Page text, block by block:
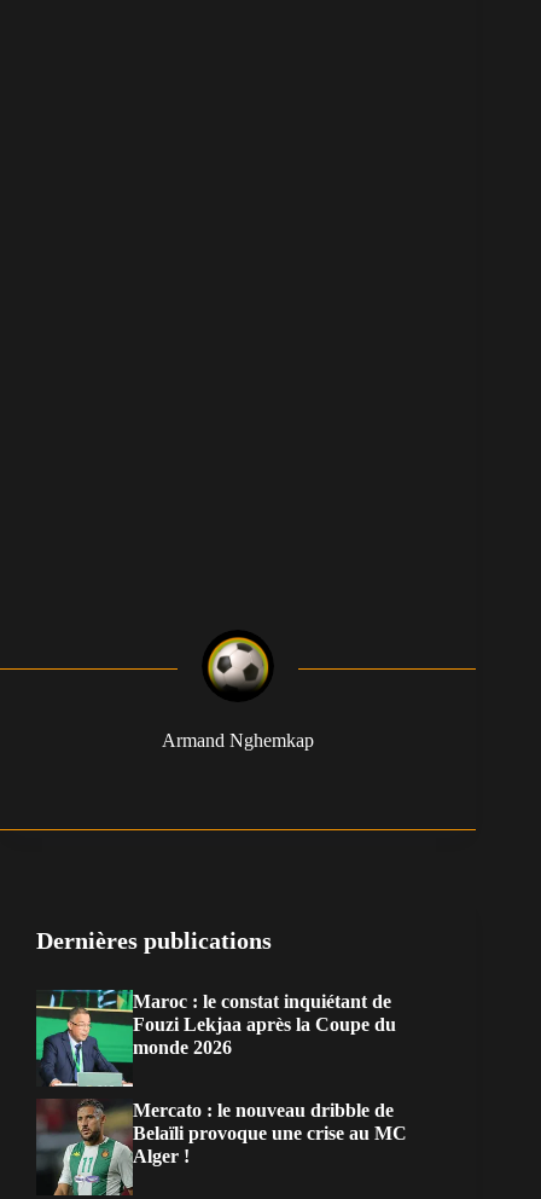
Armand Nghemkap
Dernières publications
Maroc : le constat inquiétant de
Fouzi Lekjaa après la Coupe du
monde 2026
Mercato : le nouveau dribble de
Belaïli provoque une crise au MC
Alger !